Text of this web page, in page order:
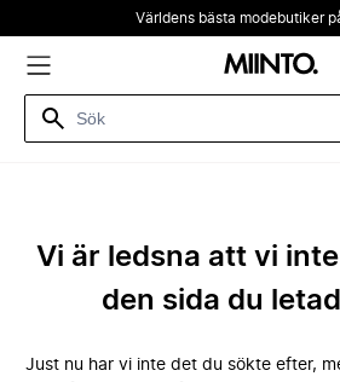
Världens bästa modebutiker
Vi är ledsna att vi
den sida du
Just nu har vi inte det du sökte efter,